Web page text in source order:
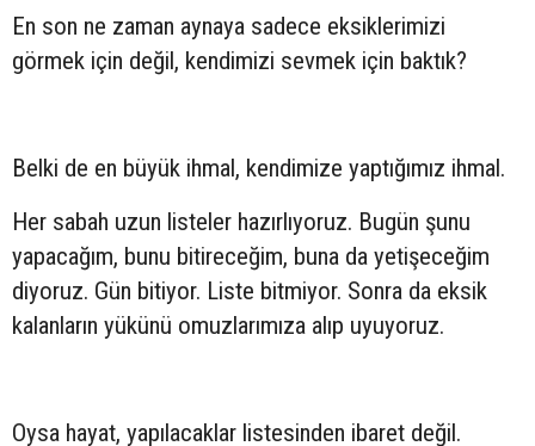
En son ne zaman aynaya sadece eksiklerimizi
görmek için değil, kendimizi sevmek için baktık?
Belki de en büyük ihmal, kendimize yaptığımız ihmal.
Her sabah uzun listeler hazırlıyoruz. Bugün şunu
yapacağım, bunu bitireceğim, buna da yetişeceğim
diyoruz. Gün bitiyor. Liste bitmiyor. Sonra da eksik
kalanların yükünü omuzlarımıza alıp uyuyoruz.
Oysa hayat, yapılacaklar listesinden ibaret değil.